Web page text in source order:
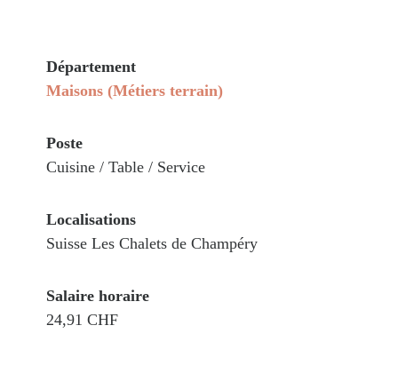
Département
Maisons (Métiers terrain)
Poste
Cuisine / Table / Service
Localisations
Suisse Les Chalets de Champéry
Salaire horaire
24,91 CHF